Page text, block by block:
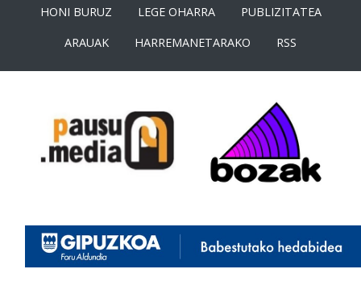
HONI BURUZ LEGE OHARRA
PUBLIZITATEA
ARAUAK
HARREMANETARAKO RSS